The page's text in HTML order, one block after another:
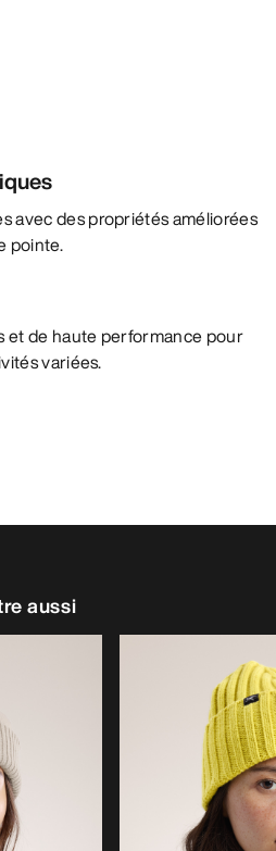
avec des propriétés améliorées
pointe.
et de haute performance pour
variées.
aussi